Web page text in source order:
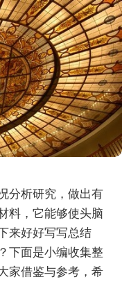
分析研究，做出有
料，它能够使头脑
来好好写写总结
下面是小编收集整
家借鉴与参考，希